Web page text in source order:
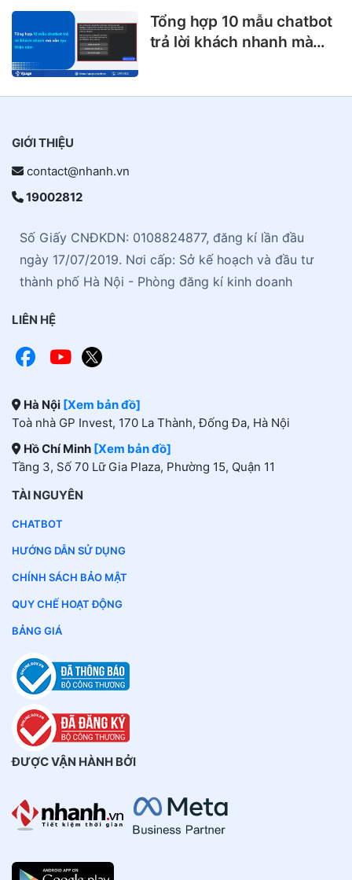
Tổng hợp 10 mẫu chatbot
trả lời khách nhanh mà
GIỚI THIỆU
contact@nhanh.vn
19002812
Số Giấy CNĐKDN: 0108824877, đăng kí lần đầu
ngày 17/07/2019. Nơi cấp: Sở kế hoạch và đầu tư
thành phố Hà Nội - Phòng đăng kí kinh doanh
LIÊN HỆ
Hà Nội [Xem bản đồ]
Toà nhà GP Invest, 170 La Thành, Đống Đa, Hà Nội
Hồ Chí Minh [Xem bản đồ]
Tầng 3, Số 70 Lữ Gia Plaza, Phường 15, Quận 11
TÀI NGUYÊN
CHATBOT
HƯỚNG DẪN SỬ DỤNG
CHÍNH SÁCH BẢO MẬT
QUY CHẾ HOẠT ĐỘNG
BẢNG GIÁ
ĐƯỢC VẬN HÀNH BỞI